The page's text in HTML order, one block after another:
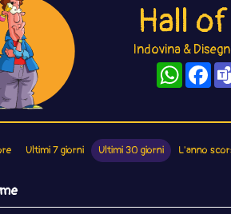
Hall
Indovina &
Ultimi 7 giorni Ultimi 30 giorni L'anno